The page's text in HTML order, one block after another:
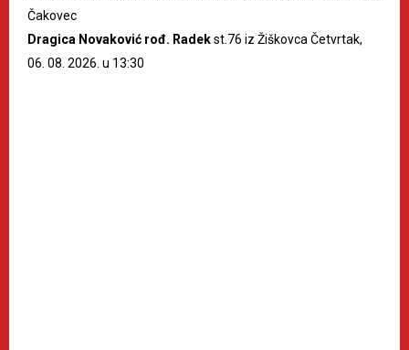
Čakovec
Dragica Novaković rođ. Radekst.76 iz Žiškovca Četvrtak,
06. 08. 2026. u 13:30